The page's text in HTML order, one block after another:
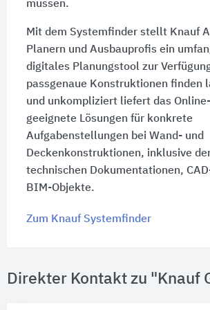
müssen.
Mit dem Systemfinder stellt Knauf
Planern und Ausbauprofis ein
digitales Planungstool zur
passgenaue Konstruktionen finden
und unkompliziert liefert das
geeignete Lösungen für konkrete
Aufgabenstellungen bei Wand- und
Deckenkonstruktionen, inklusive
technischen Dokumentationen,
BIM-Objekte.
Zum Knauf Systemfinder
Direkter Kontakt zu "Knauf